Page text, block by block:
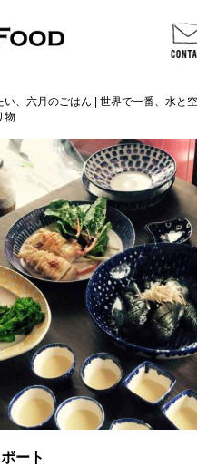
い、六月のごはん | 世界で一番、水と
物
ート